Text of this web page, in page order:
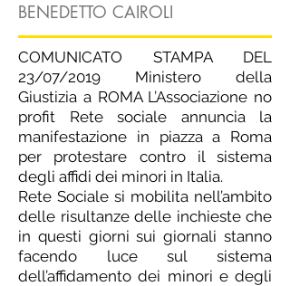
BENEDETTO CAIROLI
COMUNICATO STAMPA DEL
23/07/2019 Ministero della
Giustizia a ROMA L’Associazione no
profit Rete sociale annuncia la
manifestazione in piazza a Roma
per protestare contro il sistema
degli affidi dei minori in Italia.
Rete Sociale si mobilita nell’ambito
delle risultanze delle inchieste che
in questi giorni sui giornali stanno
facendo luce sul sistema
dell’affidamento dei minori e degli